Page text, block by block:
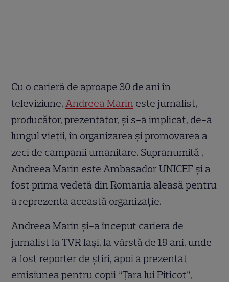
Cu o carieră de aproape 30 de ani în
televiziune,Andreea Marin este jurnalist,
producător, prezentator, și s-a implicat, de-a
lungul vieții, în organizarea și promovarea a
zeci de campanii umanitare. Supranumită ,
Andreea Marin este Ambasador UNICEF și a
fost prima vedetă din Romania aleasă pentru
a reprezenta această organizație.
Andreea Marin și-a început cariera de
jurnalist la TVR Iași, la vârstă de 19 ani, unde
a fost reporter de știri, apoi a prezentat
emisiunea pentru copii “Țara lui Piticot”,